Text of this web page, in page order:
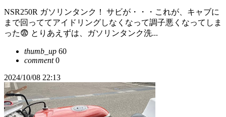
NSR250R ガソリンタンク！ サビが・・・これが、キャブに
まで回っててアイドリングしなくなって調子悪くなってしま
った😨 とりあえずは、ガソリンタンク洗...
thumb_up 60
comment0
2024/10/08 22:13